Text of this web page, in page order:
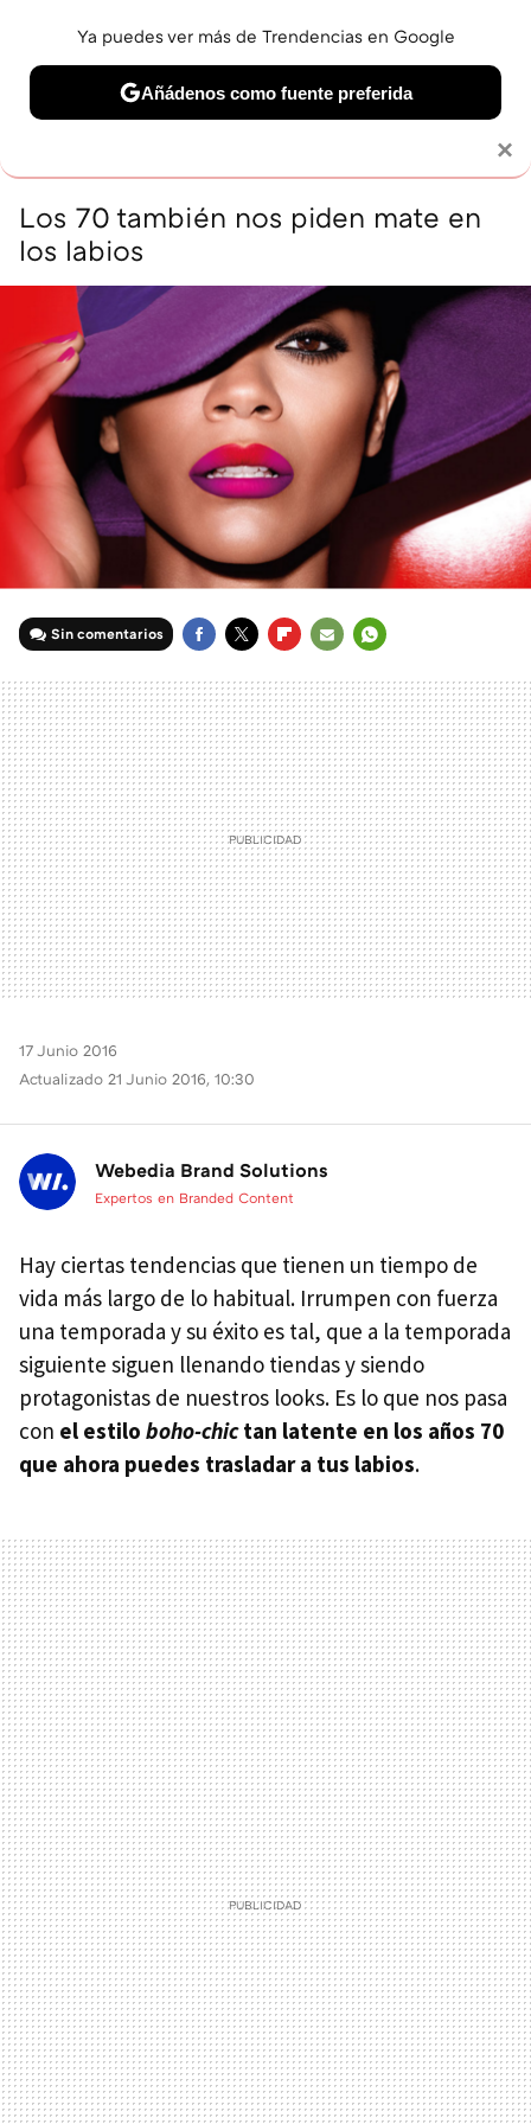
marca que se menciona
Los 70 también nos piden mate en
los labios
Sin comentarios
MAIL
17 Junio 2016
Actualizado 21 Junio 2016, 10:30
Webedia Brand Solutions
Expertos en Branded Content
Hay ciertas tendencias que tienen un tiempo de
vida más largo de lo habitual. Irrumpen con fuerza
una temporada y su éxito es tal, que a la temporada
siguiente siguen llenando tiendas y siendo
protagonistas de nuestros looks. Es lo que nos pasa
con el estilo boho-chictan latente en los años 70
que ahora puedes trasladar a tus labios.
×
Ya puedes ver más de Trendencias en Google
Añádenos como fuente preferida